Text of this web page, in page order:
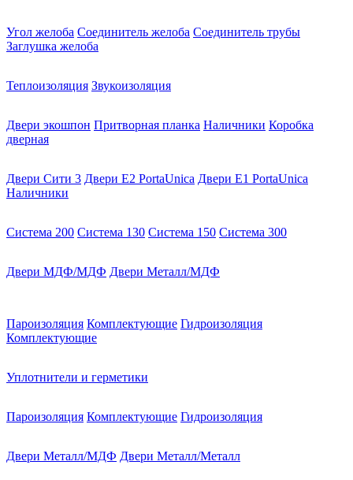
Угол желоба Соединитель желоба Соединитель трубы
Заглушка желоба
Теплоизоляция Звукоизоляция
Двери экошпон Притворная планка Наличники Коробка
дверная
Двери Сити 3 Двери E2 PortaUnica Двери E1 PortaUnica
Наличники
Система 200 Система 130 Система 150 Система 300
Двери МДФ/МДФ Двери Металл/МДФ
Пароизоляция Комплектующие Гидроизоляция
Комплектующие
Уплотнители и герметики
Пароизоляция Комплектующие Гидроизоляция
Двери Металл/МДФ Двери Металл/Металл